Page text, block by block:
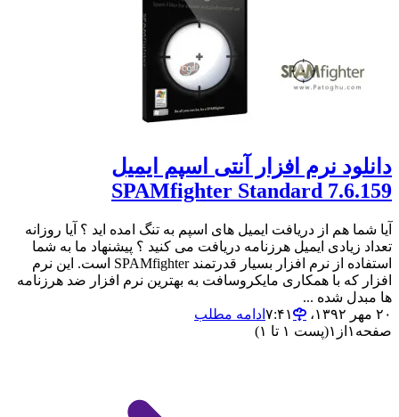
دانلود نرم افزار آنتی اسپم ایمیل
SPAMfighter Standard 7.6.159
آیا شما هم از دریافت ایمیل های اسپم به تنگ امده اید ؟ آیا روزانه
تعداد زیادی ایمیل هرزنامه دریافت می کنید ؟ پیشنهاد ما به شما
استفاده از نرم افزار بسیار قدرتمند SPAMfighter است. این نرم
افزار که با همکاری مایکروسافت به بهترین نرم افزار ضد هرزنامه
ها مبدل شده ...
۲۰ مهر ۱۳۹۲،‏ ۷:۴۱
ادامه مطلب
صفحه ۱ از ۱(پست ۱ تا ۱)